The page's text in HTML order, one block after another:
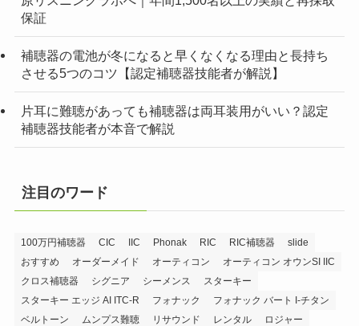
保証
補聴器の電池が冬になると早くなくなる理由と長持ち
させる5つのコツ【認定補聴器技能者が解説】
片耳に難聴があっても補聴器は両耳装用がいい？認定
補聴器技能者が本音で解説
注目のワード
100万円補聴器 CIC IIC Phonak RIC RIC補聴器
slide
おすすめ
オーダーメイド オーティコン
オーティコン オウンSI IIC
クロス補聴器
シグニア シーメンス
スターキー
スターキー エッジ AI ITC-R
フォナック
フォナック バート I-チタン
ベルトーン
ムンプス難聴 リサウンド レンタル
ロジャー